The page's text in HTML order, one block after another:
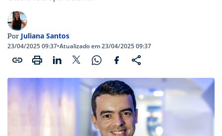
Por Juliana Santos
23/04/2025 09:37•Atualizado em 23/04/2025 09:37